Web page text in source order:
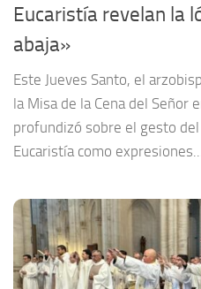
Eucaristía revelan la
abaja»
Este Jueves Santo, el
la Misa de la Cena del Señor
profundizó sobre el gesto
Eucaristía como expresiones...